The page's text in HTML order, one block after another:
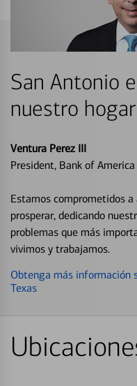
San Antonio
nuestro
Ventura Perez III
President, Bank of
Estamos comprometidos a
prosperar, dedicando
problemas que más
vivimos y trabajamos.
Obtenga más información
Texas